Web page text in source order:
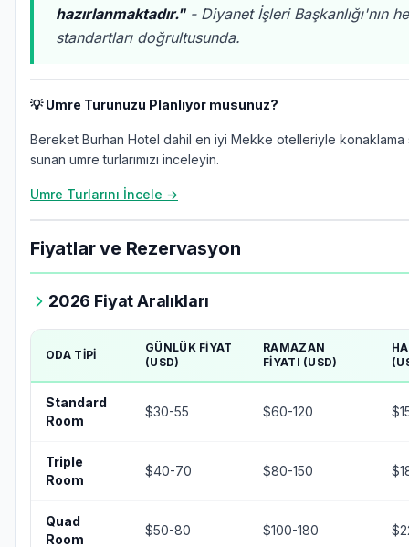
hazırlanmaktadır."- Diyanet İşleri Başkanlığı'nın
standartları doğrultusunda.
💡 Umre Turunuzu Planlıyor musunuz?
Bereket Burhan Hotel dahil en iyi Mekke otelleriyle
sunan umre turlarımızı inceleyin.
Umre Turlarını İncele →
Fiyatlar ve Rezervasyon
2026 Fiyat Aralıkları
ODA TIPI
GÜNLÜK FIYAT
(USD)
RAMAZAN
FIYATI (USD)
Standard
Room
$30-55 $60-120
Triple
Room
$40-70 $80-150
Quad
Room
$50-80 $100-180